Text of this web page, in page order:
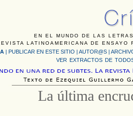
EN EL MUNDO DE LAS
LATINOAMERICANA DE
| PUBLICAR EN ESTE SITIO | AUTOR@S |
VER EXTRACTOS DE
La última